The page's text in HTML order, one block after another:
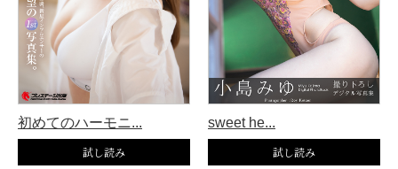
初めてのハーモニ... sweet he...